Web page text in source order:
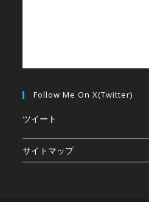
Follow Me On X(Twitter)
ツイート
サイトマップ